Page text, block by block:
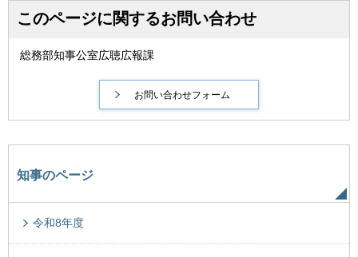
このページに関するお問い合わせ
総務部知事公室広聴広報課
知事のページ
令和8年度